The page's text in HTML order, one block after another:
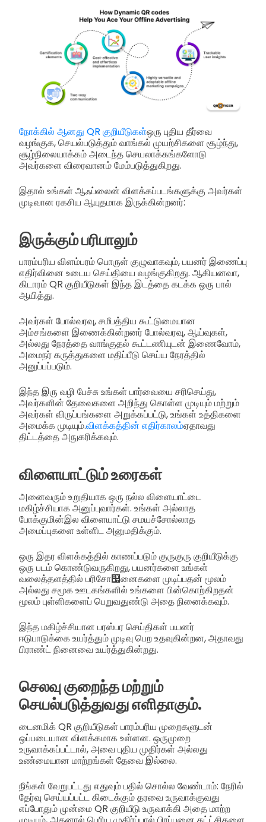
நோக்கில் ஆனது QR குறியீடுகள்ஒரு புதிய தீர்வை
வழங்குக, செயல்படுத்தும் வாங்கல் முயற்சிகளை சூழ்ந்து,
சூழ்நிலையாக்கம் அடைந்த செயலாக்கங்களோடு
அவர்களை விரைவானம் மேம்படுத்துகிறது.
இதால் உங்கள் ஆஃப்லைன் விளக்கப்படங்களுக்கு அவர்கள்
முடிவான ரகசிய ஆயுதமாக இருக்கின்றனர்:
இருக்கும் பரிபாலும்
பாரம்பரிய விளம்பரம் பொருள் குழுவாகவும், பயனர் இணைப்பு
எதிர்வினை உடைய செய்தியை வழங்குகிறது. ஆகியனவா,
கிடாரம் QR குறியீடுகள் இந்த இடத்தை கடக்க ஒரு பால்
ஆயித்து.
அவர்கள் போல்வரவு, சமீபத்திய கூட்டுமையான
அம்சங்களை இணைக்கின்றனர் போல்வரவு, ஆய்வுகள்,
அல்லது நேரத்தை வாங்குதல் கூட்டணியுடன் இணைவோம்,
அமைநர் கருத்துகளை மதிப்பீடு செய்ய நேரத்தில்
அனுப்பப்படும்.
இந்த இரு வழி பேச்சு உங்கள் பார்வையை சரிசெய்து,
அவர்களின் தேவைகளை அறிந்து கொள்ள முடியும் மற்றும்
அவர்கள் விருப்பங்களை அறுக்கப்பட்டு, உங்கள் உத்திகளை
அமைக்க முடியும்.விளக்கத்தின் எதிர்காலம்ஏதாவது
திட்டத்தை அநுகரிக்கவும்.
விளையாட்டும் உரைகள்
அனைவரும் உறுதியாக ஒரு நல்ல விளையாட்டை
மகிழ்ச்சியாக அனுப்புவார்கள். உங்கள் அல்லாத
போக்குமின்இல விளையாட்டு சமயச்சோல்லாத
அமைப்புகளை உள்ளிட அனுமதிக்கும்.
ஒரு இதர விளக்கத்தில் காணப்படும் குருகுரு குறியீடுக்கு
ஒரு படம் கொண்டுவருகிறது, பயனர்களை உங்கள்
வலைத்தளத்தில் பரிசோ஧னைகளை முடிப்பதன் மூலம்
அல்லது சமூக ஊடகங்களில் உங்களை பின்கொற்கிறதன்
மூலம் புள்ளிகளைப் பெறுவதுண்டு அதை நினைக்கவும்.
இந்த மகிழ்ச்சியான பரஸ்பர செய்திகள் பயனர்
ஈடுபாடுக்கை உயர்த்தும் முடிவு பெற உதவுகின்றன, அதாவது
பிராண்ட் நினைவை உயர்த்துகின்றது.
செலவு குறைந்த மற்றும்
செயல்படுத்துவது எளிதாகும்.
டைனமிக் QR குறியீடுகள் பாரம்பரிய முறைகளுடன்
ஒப்படையான விளக்கமாக உள்ளன. ஒருமுறை
உருவாக்கப்பட்டால், அவை புதிய முதிர்கள் அல்லது
உண்மையான மாற்றங்கள் தேவை இல்லை.
நீங்கள் வேறுபட்டது எதுவும் பதில் சொல்ல வேண்டாம்: நேரில்
தேர்வு செய்யப்பட்ட கிடைக்கும் தரவை உருவாக்குவது
எப்போதும் முன்மை QR குறியீடு உருவாக்கி அதை மாற்ற